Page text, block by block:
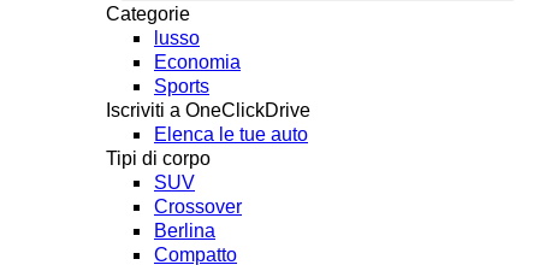
Categorie
lusso
Economia
Sports
Iscriviti a OneClickDrive
Elenca le tue auto
Tipi di corpo
SUV
Crossover
Berlina
Compatto